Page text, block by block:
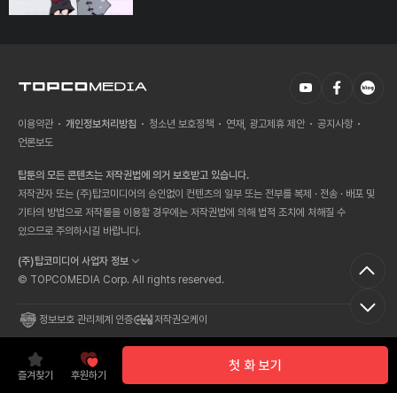
즐겨찾기 후원하기
첫 화 보기
이용약관 개인정보처리방침 청소년 보호정책 연재, 광고제휴 제안
공지사항
언론보도
탑툰의 모든 콘텐츠는 저작권법에 의거 보호받고 있습니다.
저작권자 또는 (주)탑코미디어의 승인없이 컨텐츠의 일부 또는 전부를 복제 · 전송 · 배포 및
기타의 방법으로 저작물을 이용할 경우에는 저작권법에 의해 법적 조치에 처해질 수
있으므로 주의하시길 바랍니다.
(주)탑코미디어 사업자 정보
© TOPCOMEDIA Corp. All rights reserved.
정보보호 관리체계 인증 저작권오케이